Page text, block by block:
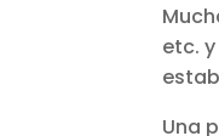
etc.
Una